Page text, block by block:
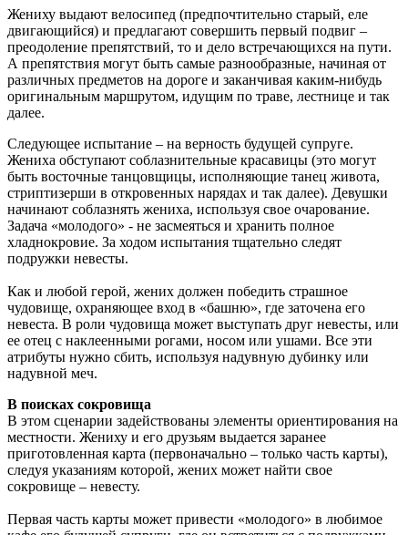
Жениху выдают велосипед (предпочтительно старый, еле
двигающийся) и предлагают совершить первый подвиг –
преодоление препятствий, то и дело встречающихся на пути.
А препятствия могут быть самые разнообразные, начиная от
различных предметов на дороге и заканчивая каким-нибудь
оригинальным маршрутом, идущим по траве, лестнице и так
далее.
Следующее испытание – на верность будущей супруге.
Жениха обступают соблазнительные красавицы (это могут
быть восточные танцовщицы, исполняющие танец живота,
стриптизерши в откровенных нарядах и так далее). Девушки
начинают соблазнять жениха, используя свое очарование.
Задача «молодого» - не засмеяться и хранить полное
хладнокровие. За ходом испытания тщательно следят
подружки невесты.
Как и любой герой, жених должен победить страшное
чудовище, охраняющее вход в «башню», где заточена его
невеста. В роли чудовища может выступать друг невесты, или
ее отец с наклеенными рогами, носом или ушами. Все эти
атрибуты нужно сбить, используя надувную дубинку или
надувной меч.
В поисках сокровища
В этом сценарии задействованы элементы ориентирования на
местности. Жениху и его друзьям выдается заранее
приготовленная карта (первоначально – только часть карты),
следуя указаниям которой, жених может найти свое
сокровище – невесту.
Первая часть карты может привести «молодого» в любимое